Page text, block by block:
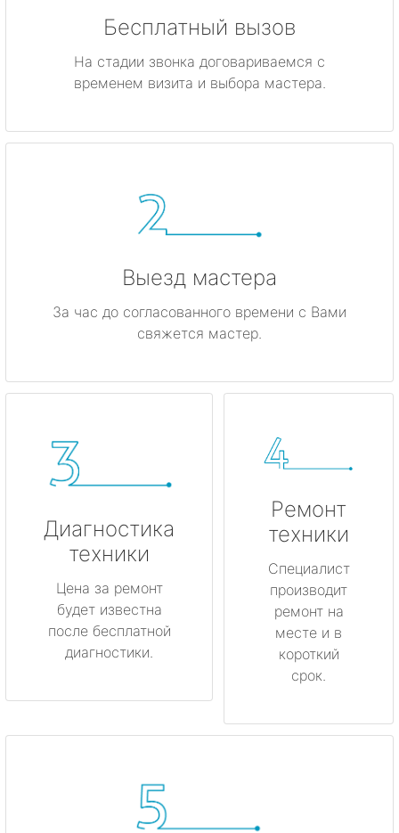
Бесплатный вызов
На стадии звонка договариваемся с
временем визита и выбора мастера.
Выезд мастера
За час до согласованного времени с Вами
свяжется мастер.
Диагностика
техники
Цена за ремонт
будет известна
после бесплатной
диагностики.
Ремонт
техники
Специалист
производит
ремонт на
месте и в
короткий
срок.